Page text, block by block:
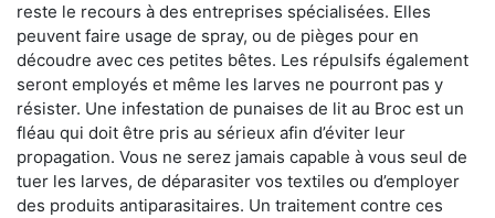
reste le recours à des entreprises spécialisées. Elles
peuvent faire usage de spray, ou de pièges pour en
découdre avec ces petites bêtes. Les répulsifs également
seront employés et même les larves ne pourront pas y
résister. Une infestation de punaises de lit au Broc est un
fléau qui doit être pris au sérieux afin d’éviter leur
propagation. Vous ne serez jamais capable à vous seul de
tuer les larves, de déparasiter vos textiles ou d’employer
des produits antiparasitaires. Un traitement contre ces